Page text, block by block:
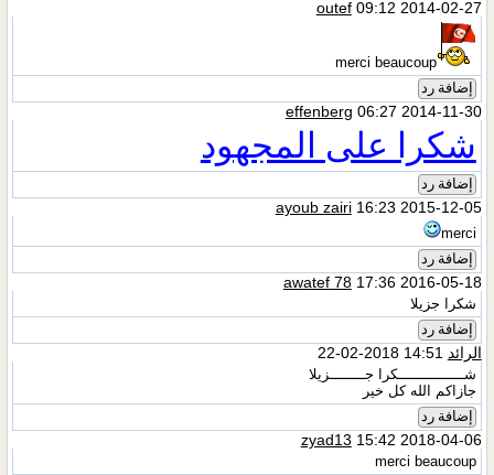
outef09:12 2014-02-27
merci beaucoup
إضافة رد
effenberg 06:27 2014-11-30
شكرا على المجهود
إضافة رد
ayoub zairi16:23 2015-12-05
merci
إضافة رد
awatef 7817:36 2016-05-18
شكرا جزيلا
إضافة رد
الرائد
شـــــــــــــــكرا جــــــــزيلا
جازاكم الله كل خير
إضافة رد
zyad13 15:42 2018-04-06
merci beaucoup